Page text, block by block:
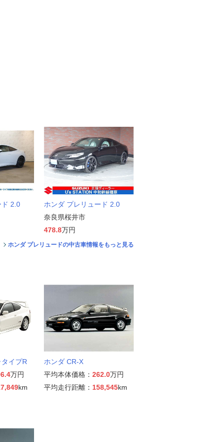
ド 2.0
ホンダ プレリュード 2.0
奈良県桜井市
478.8万円
ホンダ プレリュードの中古車情報をもっと見る
イプR
万円
km
ホンダ CR-X
平均本体価格： 262.0万円
平均走行距離： 158,545km